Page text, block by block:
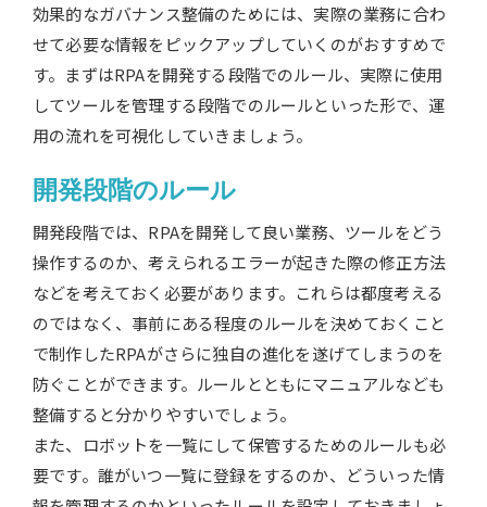
効果的なガバナンス整備のためには、実際の業務に合わ
せて必要な情報をピックアップしていくのがおすすめで
す。まずはRPAを開発する段階でのルール、実際に使用
してツールを管理する段階でのルールといった形で、運
用の流れを可視化していきましょう。
開発段階のルール
開発段階では、RPAを開発して良い業務、ツールをどう
操作するのか、考えられるエラーが起きた際の修正方法
などを考えておく必要があります。これらは都度考える
のではなく、事前にある程度のルールを決めておくこと
で制作したRPAがさらに独自の進化を遂げてしまうのを
防ぐことができます。ルールとともにマニュアルなども
整備すると分かりやすいでしょう。
また、ロボットを一覧にして保管するためのルールも必
要です。誰がいつ一覧に登録をするのか、どういった情